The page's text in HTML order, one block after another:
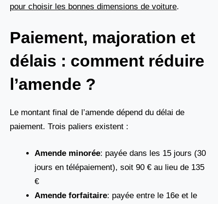
pour choisir les bonnes dimensions de voiture.
Paiement, majoration et
délais : comment réduire
l’amende ?
Le montant final de l’amende dépend du délai de
paiement. Trois paliers existent :
Amende minorée: payée dans les 15 jours (30
jours en télépaiement), soit 90 € au lieu de 135
€
Amende forfaitaire: payée entre le 16e et le